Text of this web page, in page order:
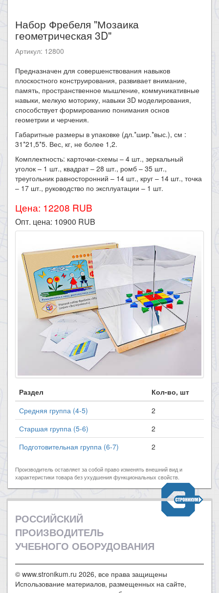
Набор Фребеля "Мозаика
геометрическая 3D"
Артикул: 12800
​Предназначен для совершенствования навыков
плоскостного конструирования, развивает внимание,
память, пространственное мышление, коммуникативные
навыки, мелкую моторику, навыки 3D моделирования,
способствует формированию понимания основ
геометрии и черчения.
Габаритные размеры в упаковке (дл.*шир.*выс.), см :
31*21,5*5. Вес, кг, не более 1,2.
Комплектность: карточки-схемы – 4 шт., зеркальный
уголок – 1 шт., квадрат – 28 шт., ромб – 35 шт.,
треугольник равносторонний – 14 шт., круг – 14 шт., точка
– 17 шт., руководство по эксплуатации – 1 шт.
Цена: 12208 RUB
Опт. цена: 10900 RUB
Раздел
Кол-во, шт
Средняя группа (4-5)
2
Старшая группа (5-6)
2
Подготовительная группа (6-7)
2
Производитель оставляет за собой право изменять внешний вид и
характеристики товара без ухудшения функциональных свойств.
РОССИЙСКИЙ
ПРОИЗВОДИТЕЛЬ
УЧЕБНОГО ОБОРУДОВАНИЯ
© www.stronikum.ru 2026, все права защищены
Использование материалов, размещенных на сайте,